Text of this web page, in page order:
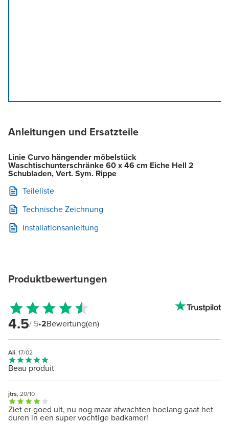
Anleitungen und Ersatzteile
Linie Curvo hängender möbelstück
Waschtischunterschränke 60 x 46 cm Eiche Hell 2
Schubladen, Vert. Sym. Rippe
Teileliste
Technische Zeichnung
Installationsanleitung
Produktbewertungen
4.5/ 5•2Bewertung(en)
Ali, 17/02
Beau produit
jtrs, 20/10
Ziet er goed uit, nu nog maar afwachten hoelang gaat het
duren in een super vochtige badkamer!